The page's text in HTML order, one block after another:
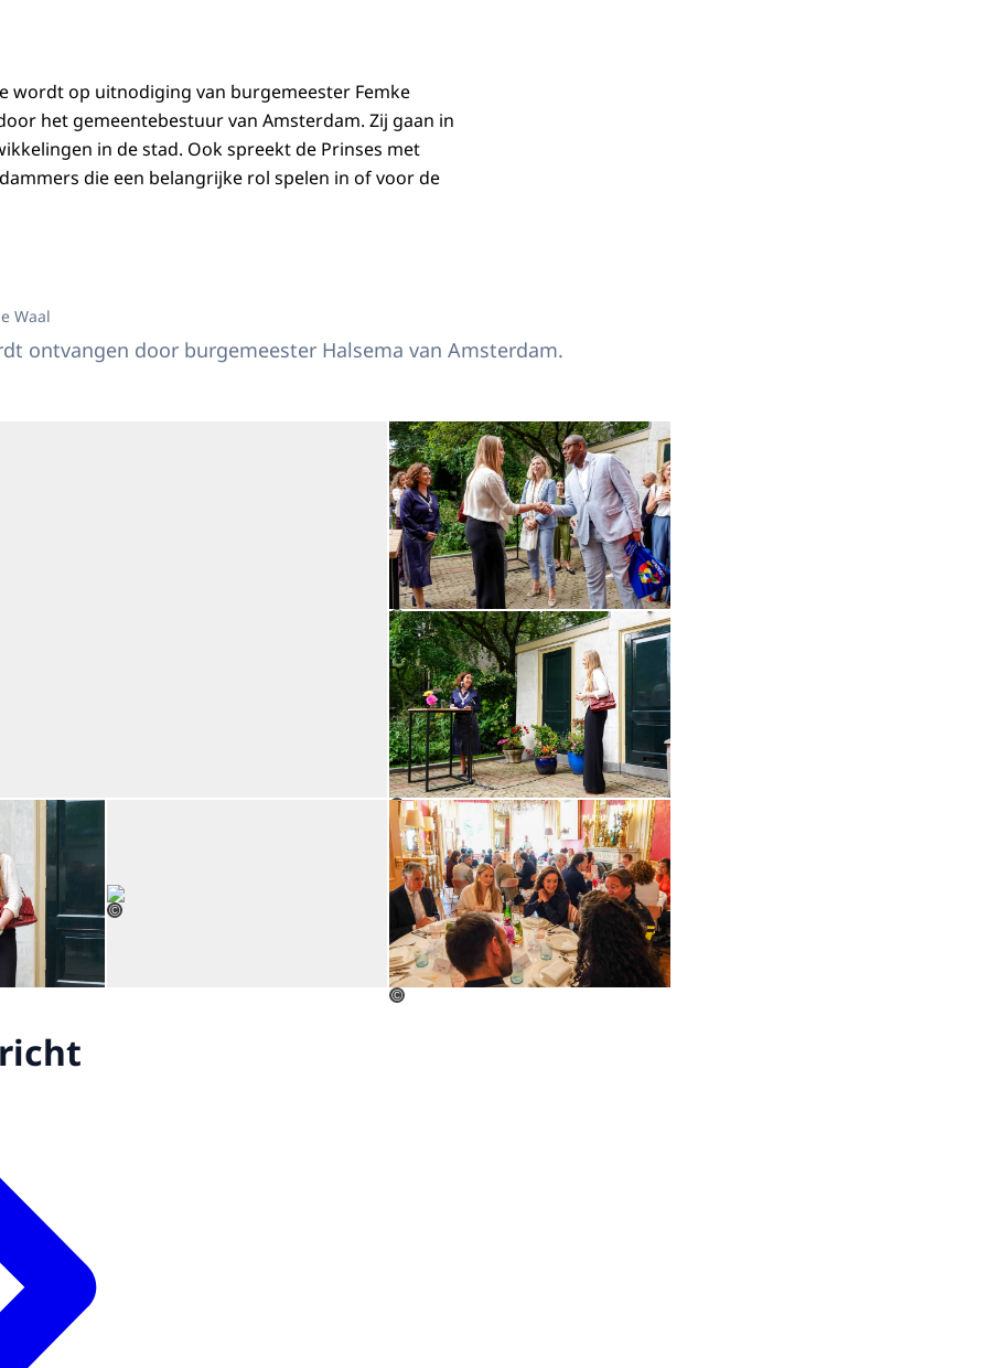
wordt op uitnodiging van burgemeester Femke
het gemeentebestuur van Amsterdam. Zij gaan in
in de stad. Ook spreekt de Prinses met
die een belangrijke rol spelen in of voor de
Waal
ontvangen door burgemeester Halsema van Amsterdam.
Open de galerij in vergrote weergave
Open de galerij in vergrote weergave
© Open de galerij in vergrote weergave
©
Open de galerij in vergrote weergave
Open de galerij in vergrote weergave
©
Open de galerij in vergrote weergave
©